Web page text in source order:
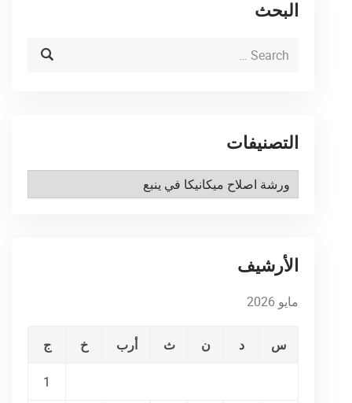
البحث
التصنيفات
التصنيفات
الأرشيف
مايو 2026
س د ن ث أرب خ ج
1